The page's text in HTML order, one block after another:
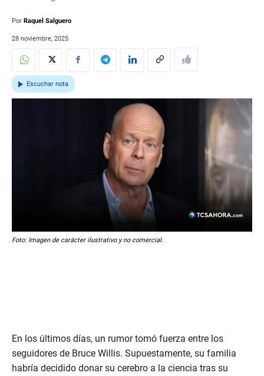
Por Raquel Salguero
28 noviembre, 2025
Escuchar nota
Foto: Imagen de carácter ilustrativo y no comercial.
En los últimos días, un rumor tomó fuerza entre los
seguidores de Bruce Willis. Supuestamente, su familia
habría decidido donar su cerebro a la ciencia tras su